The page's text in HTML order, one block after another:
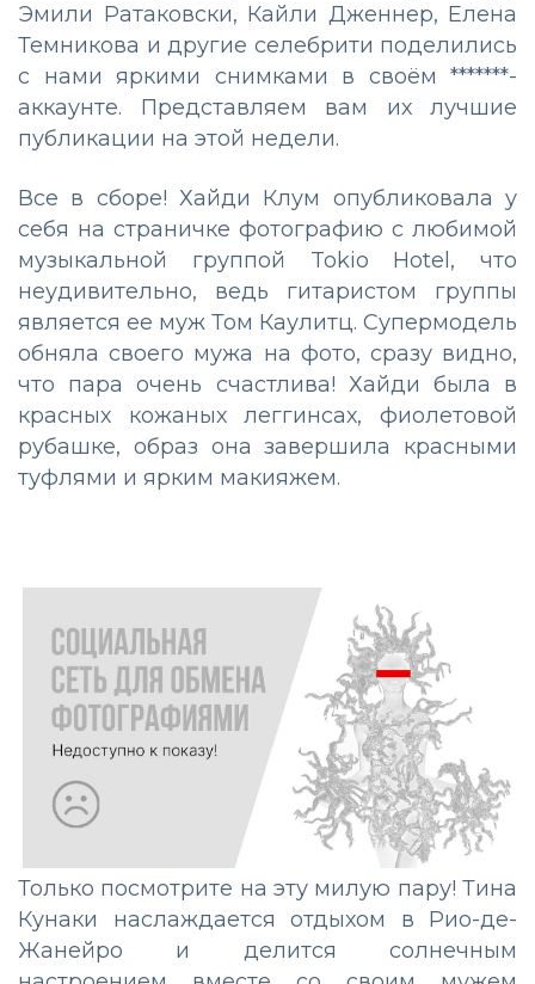
Эмили Ратаковски, Кайли Дженнер, Елена
Темникова и другие селебрити поделились
с нами яркими снимками в своём *******-
аккаунте. Представляем вам их лучшие
публикации на этой недели.
Все в сборе! Хайди Клум опубликовала у
себя на страничке фотографию с любимой
музыкальной группой Tokio Hotel, что
неудивительно, ведь гитаристом группы
является ее муж Том Каулитц. Супермодель
обняла своего мужа на фото, сразу видно,
что пара очень счастлива! Хайди была в
красных кожаных леггинсах, фиолетовой
рубашке, образ она завершила красными
туфлями и ярким макияжем.
Только посмотрите на эту милую пару! Тина
Кунаки наслаждается отдыхом в Рио-де-
Жанейро и делится солнечным